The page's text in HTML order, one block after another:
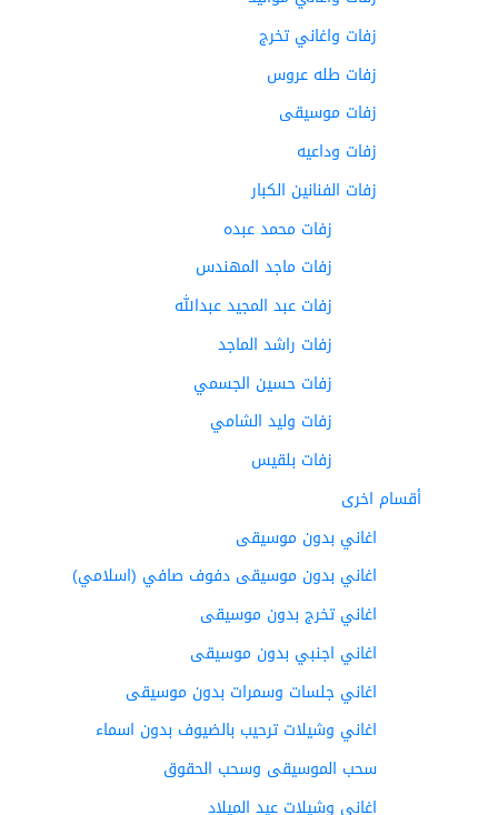
زفات واغاني تخرج
زفات طله عروس
زفات موسيقى
زفات وداعيه
زفات الفنانين الكبار
زفات محمد عبده
زفات ماجد المهندس
زفات عبد المجيد عبدالله
زفات راشد الماجد
زفات حسين الجسمي
زفات وليد الشامي
زفات بلقيس
أقسام اخرى
اغاني بدون موسيقى
اغاني بدون موسيقى دفوف صافي (اسلامي)
اغاني تخرج بدون موسيقى
اغاني اجنبي بدون موسيقى
اغاني جلسات وسمرات بدون موسيقى
اغاني وشيلات ترحيب بالضيوف بدون اسماء
سحب الموسيقى وسحب الحقوق
اغاني وشيلات عيد الميلاد